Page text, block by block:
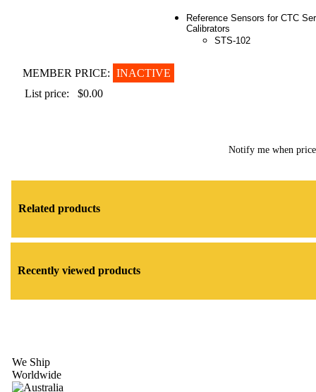
Reference Sensors for CTC
Calibrators
STS-102
MEMBER PRICE: INACTIVE
List price:
$0.00
Notify me when
Related products
Recently viewed products
We Ship
Worldwide